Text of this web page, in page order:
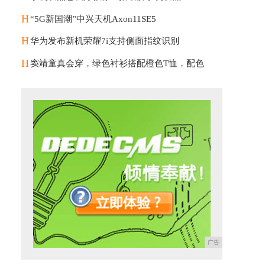
H“5G新国潮”中兴天机Axon11SE5
H华为发布新机荣耀7i支持侧面指纹识别
H窦靖童真会穿，绿色衬衫搭配橙色T恤，配色
广告